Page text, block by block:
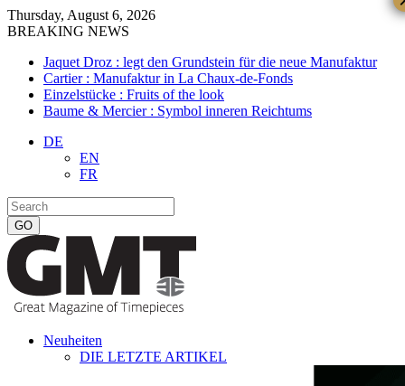
Thursday, August 6, 2026
BREAKING NEWS
Jaquet Droz : legt den Grundstein für die neue Manufaktur
Cartier : Manufaktur in La Chaux-de-Fonds
Einzelstücke : Fruits of the look
Baume & Mercier : Symbol inneren Reichtums
DE
EN
FR
Neuheiten
DIE LETZTE ARTIKEL